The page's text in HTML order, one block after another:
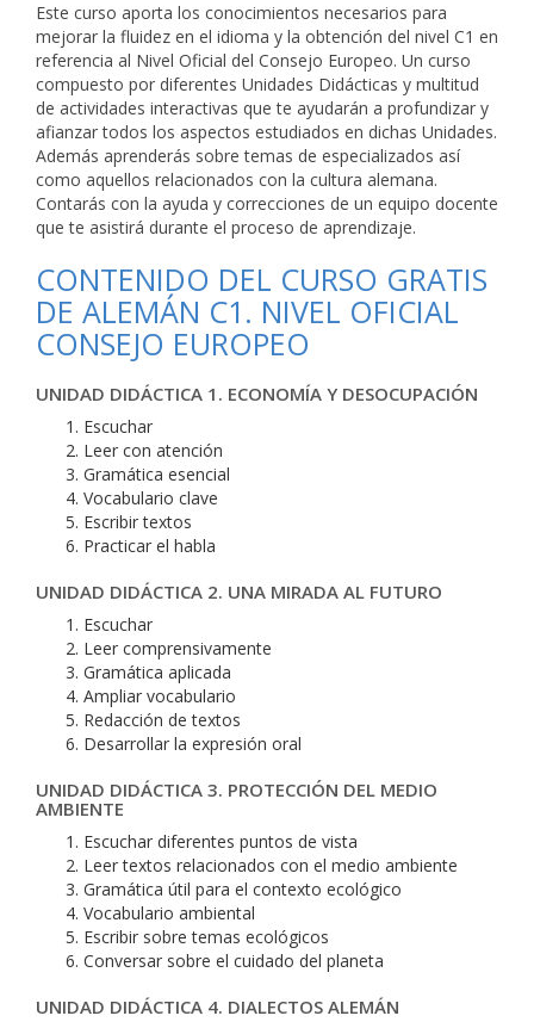
Este curso aporta los conocimientos necesarios para
mejorar la fluidez en el idioma y la obtención del nivel C1 en
referencia al Nivel Oficial del Consejo Europeo. Un curso
compuesto por diferentes Unidades Didácticas y multitud
de actividades interactivas que te ayudarán a profundizar y
afianzar todos los aspectos estudiados en dichas Unidades.
Además aprenderás sobre temas de especializados así
como aquellos relacionados con la cultura alemana.
Contarás con la ayuda y correcciones de un equipo docente
que te asistirá durante el proceso de aprendizaje.
CONTENIDO DEL CURSO GRATIS
DE ALEMÁN C1. NIVEL OFICIAL
CONSEJO EUROPEO
UNIDAD DIDÁCTICA 1. ECONOMÍA Y DESOCUPACIÓN
Escuchar
Leer con atención
Gramática esencial
Vocabulario clave
Escribir textos
Practicar el habla
UNIDAD DIDÁCTICA 2. UNA MIRADA AL FUTURO
Escuchar
Leer comprensivamente
Gramática aplicada
Ampliar vocabulario
Redacción de textos
Desarrollar la expresión oral
UNIDAD DIDÁCTICA 3. PROTECCIÓN DEL MEDIO
AMBIENTE
Escuchar diferentes puntos de vista
Leer textos relacionados con el medio ambiente
Gramática útil para el contexto ecológico
Vocabulario ambiental
Escribir sobre temas ecológicos
Conversar sobre el cuidado del planeta
UNIDAD DIDÁCTICA 4. DIALECTOS ALEMÁN